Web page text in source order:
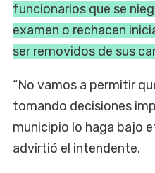
funcionarios que se
examen o rechacen
ser removidos de sus
“No vamos a permitir
tomando decisiones
municipio lo haga bajo
advirtió el intendente.